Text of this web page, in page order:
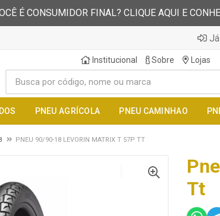
É CONSUMIDOR FINAL? CLIQUE AQUI E
Institucional Sobre Lojas
PNEU AGRÍCOLA PNEU CAMINHAO
PNEU 90/90-18 LEVORIN MATRIX T 57P TT
Tt